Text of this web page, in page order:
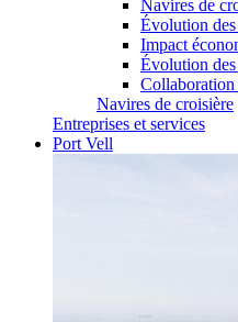
Navires de
Évolution des
Impact
Évolution des
Collaboration
Navires de croisière
Entreprises et services
Port Vell